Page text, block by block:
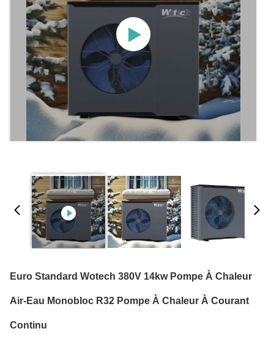
Euro Standard Wotech 380V 14kw Pompe À Chaleur
Air-Eau Monobloc R32 Pompe À Chaleur À Courant
Continu